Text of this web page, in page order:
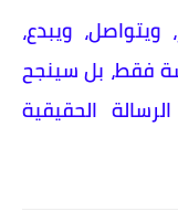
ويبدع،
فقط، بل سينجح
الحقيقية